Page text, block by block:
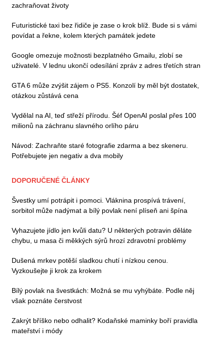
zachraňovat životy
Futuristické taxi bez řidiče je zase o krok blíž. Bude si s vámi
povídat a řekne, kolem kterých památek jedete
Google omezuje možnosti bezplatného Gmailu, zlobí se
uživatelé. V lednu ukončí odesílání zpráv z adres třetích stran
GTA 6 může zvýšit zájem o PS5. Konzolí by měl být dostatek,
otázkou zůstává cena
Vydělal na AI, teď střeží přírodu. Šéf OpenAI poslal přes 100
milionů na záchranu slavného orlího páru
Návod: Zachraňte staré fotografie zdarma a bez skeneru.
Potřebujete jen negativ a dva mobily
DOPORUČENÉ ČLÁNKY
Švestky umí potrápit i pomoci. Vláknina prospívá trávení,
sorbitol může nadýmat a bílý povlak není plíseň ani špína
Vyhazujete jídlo jen kvůli datu? U některých potravin děláte
chybu, u masa či měkkých sýrů hrozí zdravotní problémy
Dušená mrkev potěší sladkou chutí i nízkou cenou.
Vyzkoušejte ji krok za krokem
Bílý povlak na švestkách: Možná se mu vyhýbáte. Podle něj
však poznáte čerstvost
Zakrýt bříško nebo odhalit? Kodaňské maminky boří pravidla
mateřství i módy